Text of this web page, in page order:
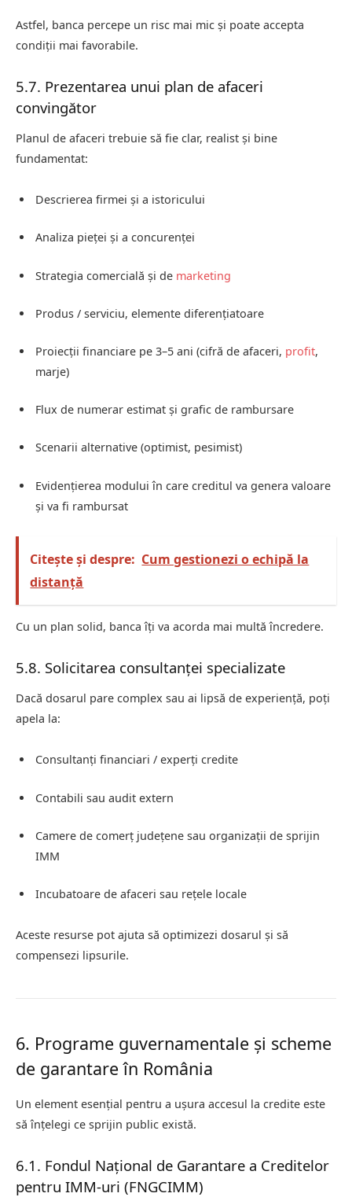
Astfel, banca percepe un risc mai mic și poate accepta
condiții mai favorabile.
5.7. Prezentarea unui plan de afaceri
convingător
Planul de afaceri trebuie să fie clar, realist și bine
fundamentat:
Descrierea firmei și a istoricului
Analiza pieței și a concurenței
Strategia comercială și de marketing
Produs / serviciu, elemente diferențiatoare
Proiecții financiare pe 3–5 ani (cifră de afaceri, profit,
marje)
Flux de numerar estimat și grafic de rambursare
Scenarii alternative (optimist, pesimist)
Evidențierea modului în care creditul va genera valoare
și va fi rambursat
Citește și despre: Cum gestionezi o echipă la
distanță
Cu un plan solid, banca îți va acorda mai multă încredere.
5.8. Solicitarea consultanței specializate
Dacă dosarul pare complex sau ai lipsă de experiență, poți
apela la:
Consultanți financiari / experți credite
Contabili sau audit extern
Camere de comerț județene sau organizații de sprijin
IMM
Incubatoare de afaceri sau rețele locale
Aceste resurse pot ajuta să optimizezi dosarul și să
compensezi lipsurile.
6. Programe guvernamentale și scheme
de garantare în România
Un element esențial pentru a ușura accesul la credite este
să înțelegi ce sprijin public există.
6.1. Fondul Național de Garantare a Creditelor
pentru IMM-uri (FNGCIMM)